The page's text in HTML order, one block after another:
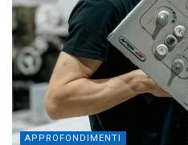
APPROFONDIMENTI